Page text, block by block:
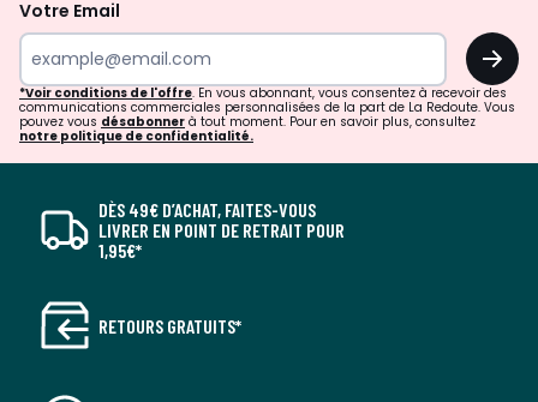
Votre Email
OK
*Voir conditions de l'offre. En vous abonnant, vous consentez à recevoir des
communications commerciales personnalisées de la part de La Redoute. Vous
pouvez vous désabonner à tout moment. Pour en savoir plus, consultez
notre politique de confidentialité.
DÈS 49€ D’ACHAT, FAITES-VOUS
LIVRER EN POINT DE RETRAIT POUR
1,95€*
RETOURS GRATUITS*